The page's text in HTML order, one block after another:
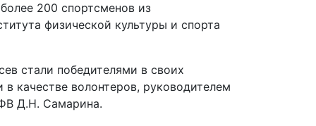
200 спортсменов из
физической культуры и спорта
стали победителями в своих
качестве волонтеров, руководителем
Д.Н. Самарина.